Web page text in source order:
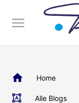
Home
Alle Blogs